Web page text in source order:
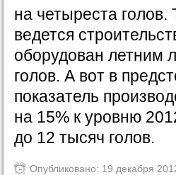
на четыреста
ведется
оборудован летним
голов. А вот в
показатель
на 15% к уровню
до 12 тысяч голов.
Опубликовано: 19 декабря